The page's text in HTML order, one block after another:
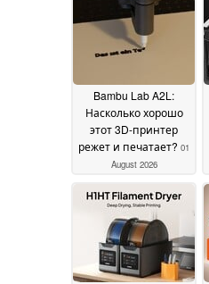
Bambu Lab A2L:
Насколько хорошо
этот 3D-принтер
режет и печатает? 01
August 2026